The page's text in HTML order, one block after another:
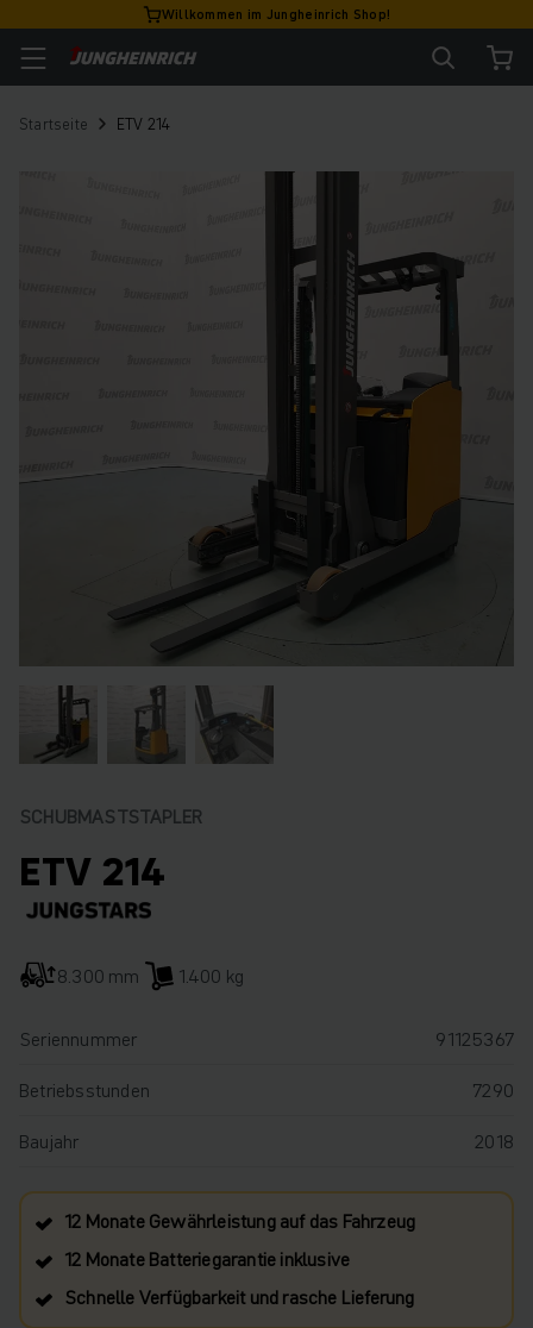
Willkommen im Jungheinrich Shop!
Startseite ETV 214
SCHUBMASTSTAPLER
ETV 214
8.300 mm 1.400 kg
Seriennummer
91125367
Betriebsstunden
7290
Baujahr
2018
12 Monate Gewährleistung auf das Fahrzeug
12 Monate Batteriegarantie inklusive
Schnelle Verfügbarkeit und rasche Lieferung